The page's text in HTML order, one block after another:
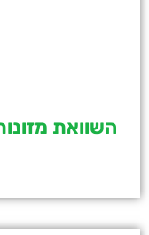
השוואת